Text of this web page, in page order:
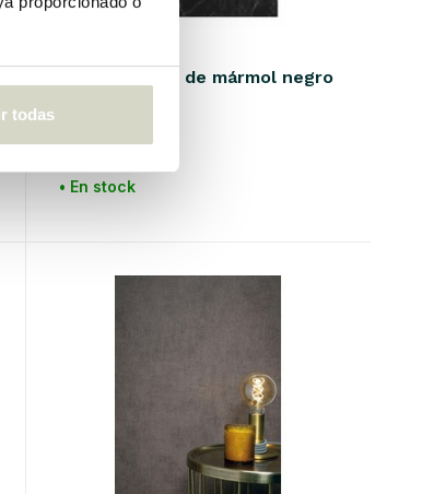
todas
Papel pintado de mármol negro
€170,00
• En stock